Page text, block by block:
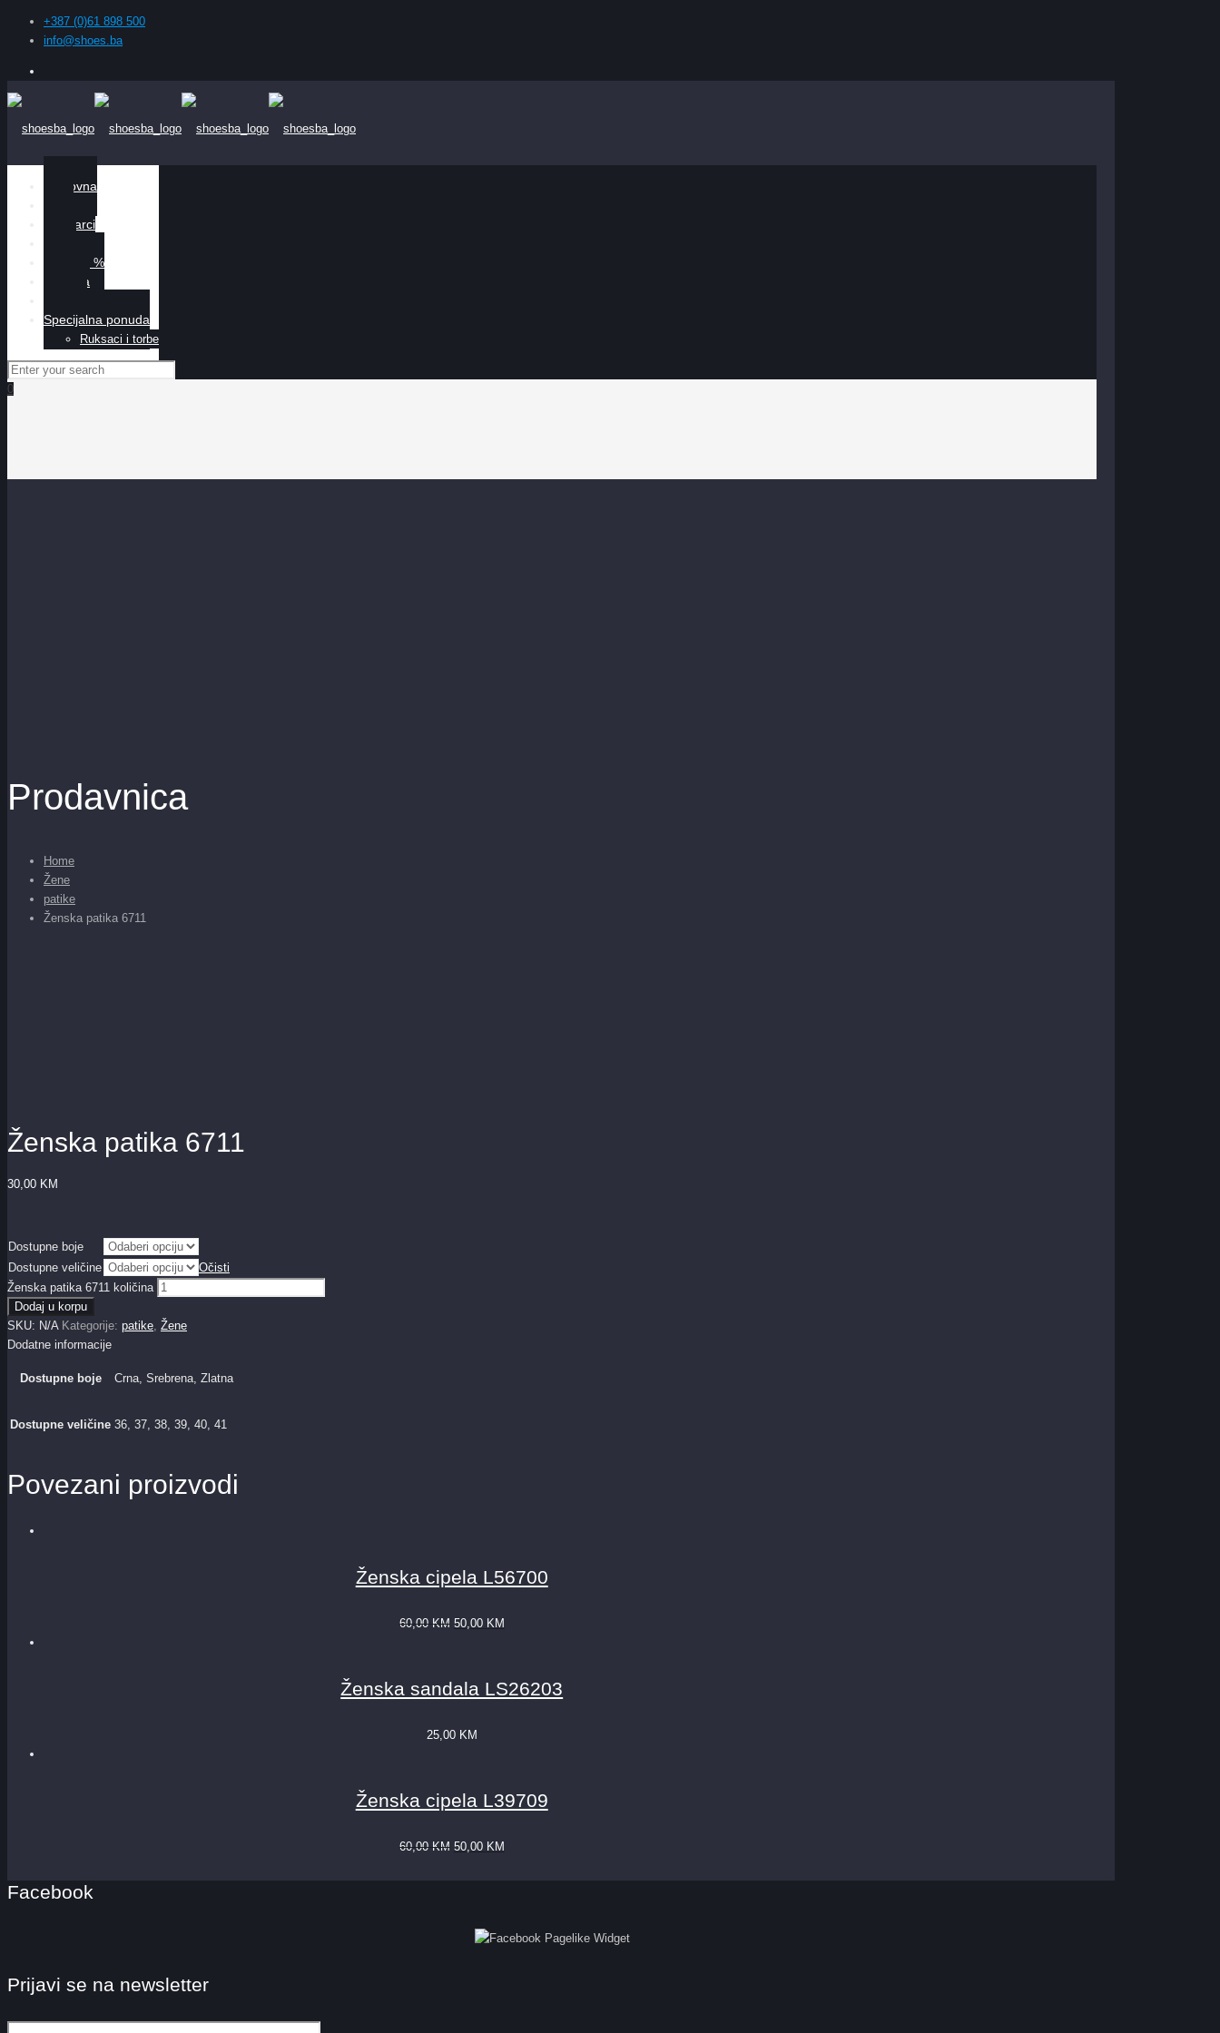
+387 (0)61 898 500
info@shoes.ba
Naslovna
Muškarci
Sniženo %
O nama
Specijalna ponuda
Ruksaci i torbe
0
Prodavnica
Home
Žene
patike
Ženska patika 6711
Ženska patika 6711
30,00 KM
Dostupne boje
Dostupne veličine
Očisti
Ženska patika 6711 količina
Dodaj u korpu
SKU: N/A Kategorije: patike, Žene
Dodatne informacije
Dostupne boje Crna, Srebrena, Zlatna
Dostupne veličine 36, 37, 38, 39, 40, 41
Povezani proizvodi
Ženska cipela L56700
60,00 KM 50,00 KM
Ženska sandala LS26203
25,00 KM
Ženska cipela L39709
60,00 KM 50,00 KM
Facebook
Prijavi se na newsletter